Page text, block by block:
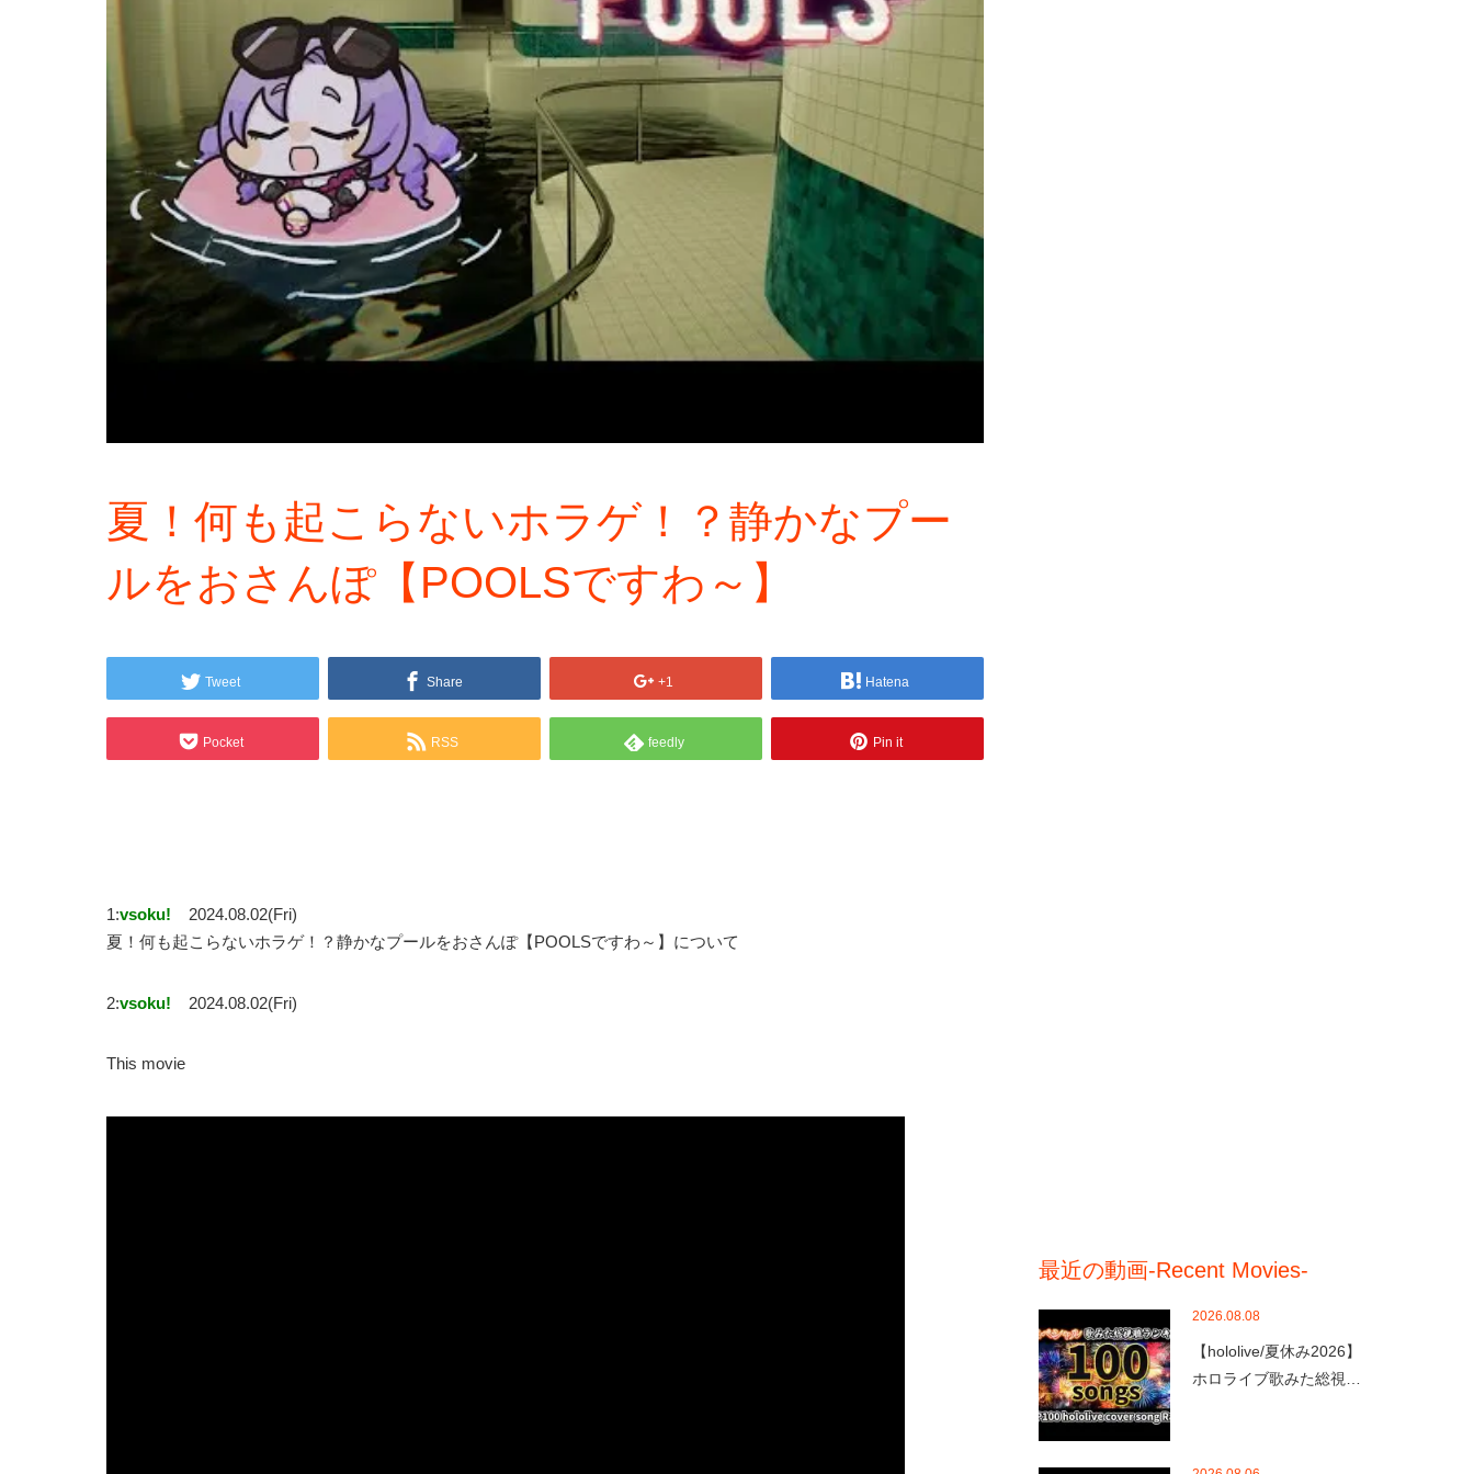
夏！何も起こらないホラゲ！？静かなプー
ルをおさんぽ【POOLSですわ～】
Tweet Share +1 Hatena
Pocket RSS feedly Pin it
1:vsoku!
2024.08.02(Fri)
夏！何も起こらないホラゲ！？静かなプールをおさんぽ【POOLSですわ～】について
2:vsoku! 2024.08.02(Fri)
This movie
最近の動画-Recent Movies-
2026.08.08
【hololive/夏休み2026】
ホロライブ歌みた総視…